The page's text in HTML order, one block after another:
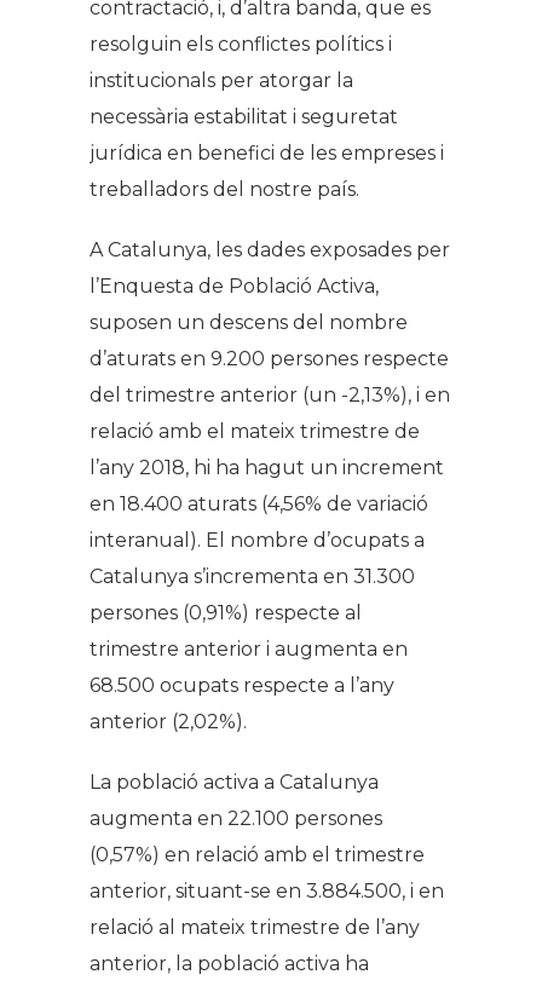
contractació, i, d’altra banda, que es
resolguin els conflictes polítics i
institucionals per atorgar la
necessària estabilitat i seguretat
jurídica en benefici de les empreses i
treballadors del nostre país.
A Catalunya, les dades exposades per
l’Enquesta de Població Activa,
suposen un descens del nombre
d’aturats en 9.200 persones respecte
del trimestre anterior (un -2,13%), i en
relació amb el mateix trimestre de
l’any 2018, hi ha hagut un increment
en 18.400 aturats (4,56% de variació
interanual). El nombre d’ocupats a
Catalunya s’incrementa en 31.300
persones (0,91%) respecte al
trimestre anterior i augmenta en
68.500 ocupats respecte a l’any
anterior (2,02%).
La població activa a Catalunya
augmenta en 22.100 persones
(0,57%) en relació amb el trimestre
anterior, situant-se en 3.884.500, i en
relació al mateix trimestre de l’any
anterior, la població activa ha